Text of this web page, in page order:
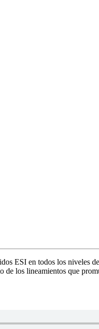
ESI en todos los niveles
de los lineamientos que